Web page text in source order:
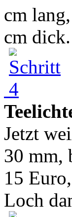
cm
cm
Jetzt
30 mm,
15
Loch